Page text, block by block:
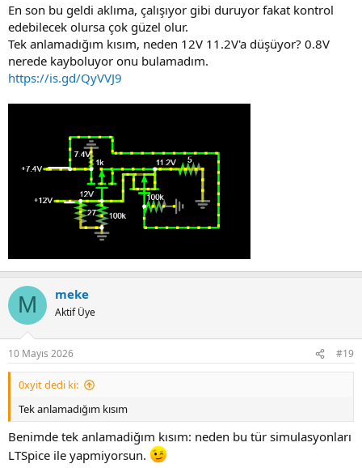
En son bu geldi aklıma, çalışıyor gibi duruyor fakat kontrol
edebilecek olursa çok güzel olur.
Tek anlamadığım kısım, neden 12V 11.2V'a düşüyor? 0.8V
nerede kayboluyor onu bulamadım.
https://is.gd/QyVVJ9
M meke
Aktif Üye
10 Mayıs 2026 #19
0xyit dedi ki:
Tek anlamadığım kısım
Benimde tek anlamadiğım kısım: neden bu tür simulasyonları
LTSpice ile yapmiyorsun.